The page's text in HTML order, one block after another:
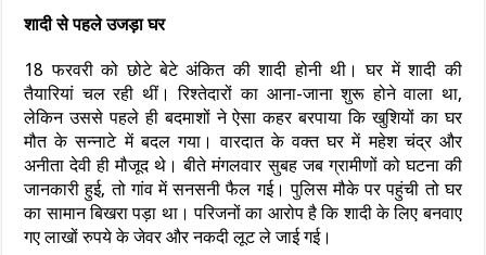
शादी से पहले उजड़ा घर
18 फरवरी को छोटे बेटे अंकित की शादी होनी थी। घर में शादी की
तैयारियां चल रही थीं। रिश्तेदारों का आना-जाना शुरू होने वाला था,
लेकिन उससे पहले ही बदमाशों ने ऐसा कहर बरपाया कि खुशियों का घर
मौत के सन्नाटे में बदल गया। वारदात के वक्त घर में महेश चंद्र और
अनीता देवी ही मौजूद थे। बीते मंगलवार सुबह जब ग्रामीणों को घटना की
जानकारी हुई, तो गांव में सनसनी फैल गई। पुलिस मौके पर पहुंची तो घर
का सामान बिखरा पड़ा था। परिजनों का आरोप है कि शादी के लिए बनवाए
गए लाखों रुपये के जेवर और नकदी लूट ले जाई गई।